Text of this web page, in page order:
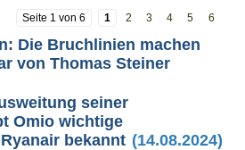
Seite 1 von 6 1 2 3 4 5 6
Die Bruchlinien machen
von Thomas Steiner
seiner
Omio wichtige
bekannt (14.08.2024)